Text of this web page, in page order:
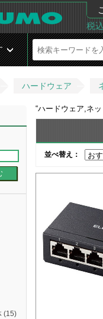
税
ハードウェア
(15)
“ハードウェア,ネ
並べ替え：